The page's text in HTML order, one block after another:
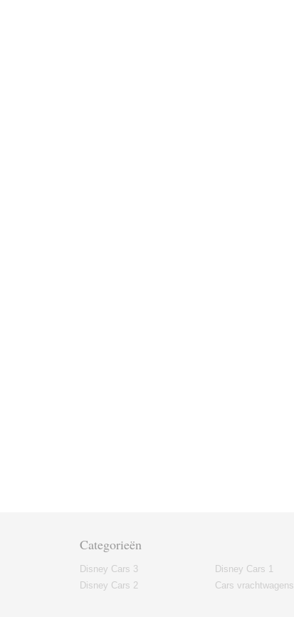
Categorieën
Disney Cars 3
Disney Cars 2
Disney Cars 1
Cars vrachtwagens